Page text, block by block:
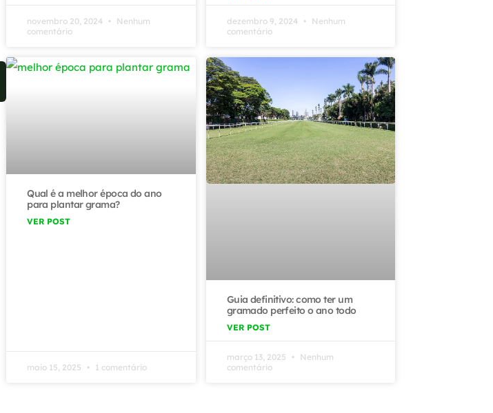
novembro 20, 2024
Nenhum
comentário
dezembro 9, 2024
Nenhum
comentário
Qual é a melhor época do ano
para plantar grama?
VER POST
maio 15, 2025 1 comentário
Guia definitivo: como ter um
gramado perfeito o ano todo
VER POST
março 13, 2025
Nenhum
comentário